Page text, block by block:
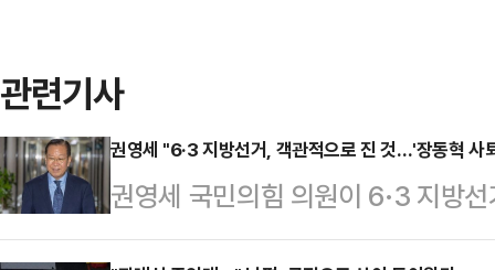
관련기사
권영세 "6·3 지방선거, 객관적으로 진 것…'장동혁 사
권영세 국민의힘 의원이 6·3 지방
표의 사퇴를 포함한 다양한 조치들